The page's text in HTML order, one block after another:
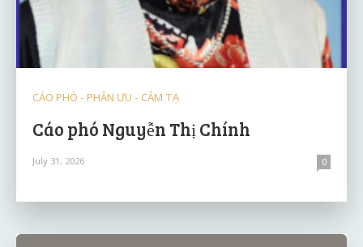
CÁO PHÓ - PHÂN ƯU - CẢM TẠ
Cáo phó Nguyễn Thị Chính
July 31, 2026 0